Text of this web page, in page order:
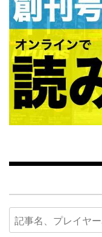
Search
for: